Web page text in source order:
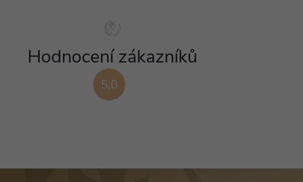
5,0
Hodnocení zákazníků